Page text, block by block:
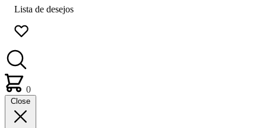
Lista de desejos
0
Close